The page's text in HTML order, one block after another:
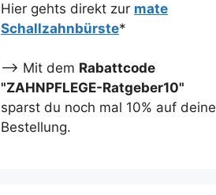
Hier gehts direkt zur mate
Schallzahnbürste*
--> Mit dem Rabattcode
"ZAHNPFLEGE-Ratgeber10"
sparst du noch mal 10% auf deine
Bestellung.